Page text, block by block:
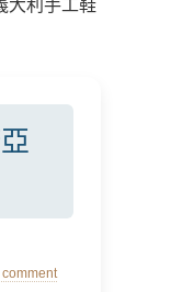
大利手工鞋